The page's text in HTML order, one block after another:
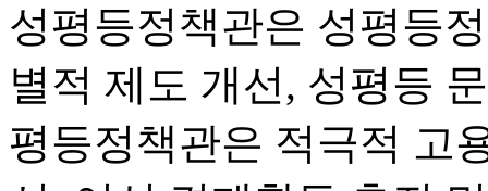
성평등정책관은 성평등
별적 제도 개선, 성평등
평등정책관은 적극적 고